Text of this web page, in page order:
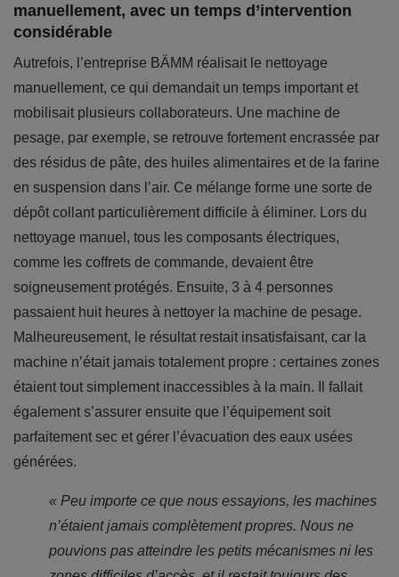
manuellement, avec un temps d’intervention
considérable
Autrefois, l’entreprise BÄMM réalisait le nettoyage
manuellement, ce qui demandait un temps important et
mobilisait plusieurs collaborateurs. Une machine de
pesage, par exemple, se retrouve fortement encrassée par
des résidus de pâte, des huiles alimentaires et de la farine
en suspension dans l’air. Ce mélange forme une sorte de
dépôt collant particulièrement difficile à éliminer. Lors du
nettoyage manuel, tous les composants électriques,
comme les coffrets de commande, devaient être
soigneusement protégés. Ensuite, 3 à 4 personnes
passaient huit heures à nettoyer la machine de pesage.
Malheureusement, le résultat restait insatisfaisant, car la
machine n’était jamais totalement propre : certaines zones
étaient tout simplement inaccessibles à la main. Il fallait
également s’assurer ensuite que l’équipement soit
parfaitement sec et gérer l’évacuation des eaux usées
générées.
« Peu importe ce que nous essayions, les machines
n’étaient jamais complètement propres. Nous ne
pouvions pas atteindre les petits mécanismes ni les